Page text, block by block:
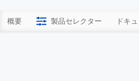
概要 製品セレクター ドキ